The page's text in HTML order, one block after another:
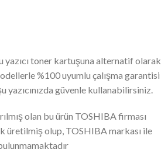
yazıcı toner kartuşuna alternatif olarak
%100 uyumlu çalışma garantisi
yazıcınızda güvenle kullanabilirsiniz.
olan bu ürün TOSHIBA firması
üretilmiş olup, TOSHIBA markası ile